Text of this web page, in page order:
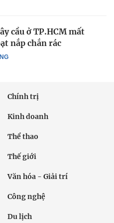
cầu ở TP.HCM mất
nắp chắn rác
Chính trị
Kinh doanh
Thể thao
Thế giới
Văn hóa - Giải trí
Công nghệ
Du lịch